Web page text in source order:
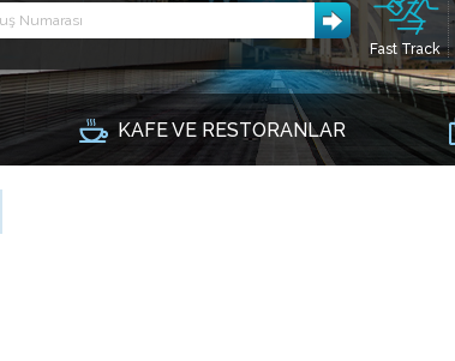
Fast Track
KAFE VE RESTORANLAR